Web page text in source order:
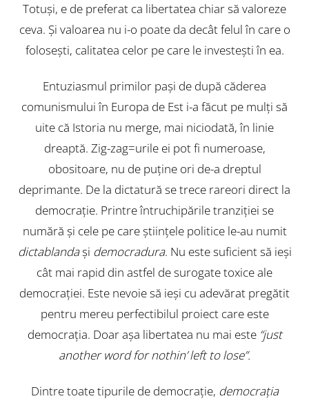
Totuși, e de preferat ca libertatea chiar să valoreze
ceva. Și valoarea nu i-o poate da decât felul în care o
folosești, calitatea celor pe care le investești în ea.
Entuziasmul primilor pași de după căderea
comunismului în Europa de Est i-a făcut pe mulți să
uite că Istoria nu merge, mai niciodată, în linie
dreaptă. Zig-zag=urile ei pot fi numeroase,
obositoare, nu de puține ori de-a dreptul
deprimante. De la dictatură se trece rareori direct la
democrație. Printre întruchipările tranziției se
numără și cele pe care științele politice le-au numit
dictablandași democradura. Nu este suficient să ieși
cât mai rapid din astfel de surogate toxice ale
democrației. Este nevoie să ieși cu adevărat pregătit
pentru mereu perfectibilul proiect care este
democrația. Doar așa libertatea nu mai este “just
another word for nothin’ left to lose”.
Dintre toate tipurile de democrație, democrația